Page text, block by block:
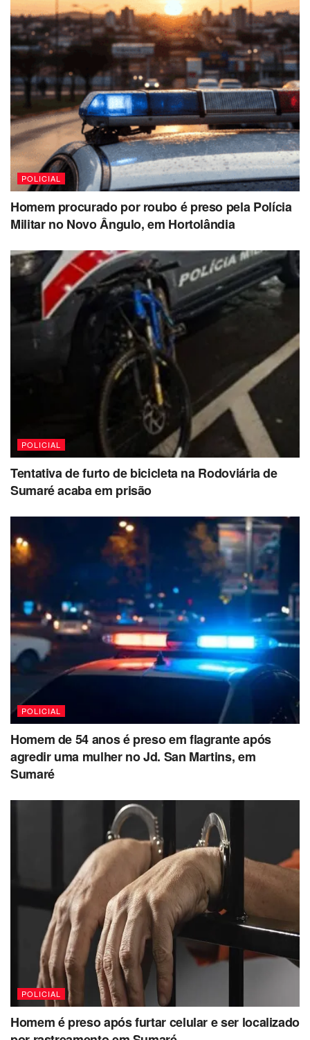
POLICIAL
Homem procurado por roubo é preso pela Polícia
Militar no Novo Ângulo, em Hortolândia
POLICIAL
Tentativa de furto de bicicleta na Rodoviária de
Sumaré acaba em prisão
POLICIAL
Homem de 54 anos é preso em flagrante após
agredir uma mulher no Jd. San Martins, em
Sumaré
POLICIAL
Homem é preso após furtar celular e ser localizado